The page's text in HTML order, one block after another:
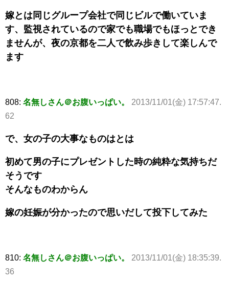
嫁とは同じグループ会社で同じビルで働いていま
す、監視されているので家でも職場でもほっとでき
ませんが、夜の京都を二人で飲み歩きして楽しんで
ます
808: 名無しさん＠お腹いっぱい。
2013/11/01(金) 17:57:47.
62
で、女の子の大事なものはとは
初めて男の子にプレゼントした時の純粋な気持ちだ
そうです
そんなものわからん
嫁の妊娠が分かったので思いだして投下してみた
810: 名無しさん＠お腹いっぱい。
2013/11/01(金) 18:35:39.
36